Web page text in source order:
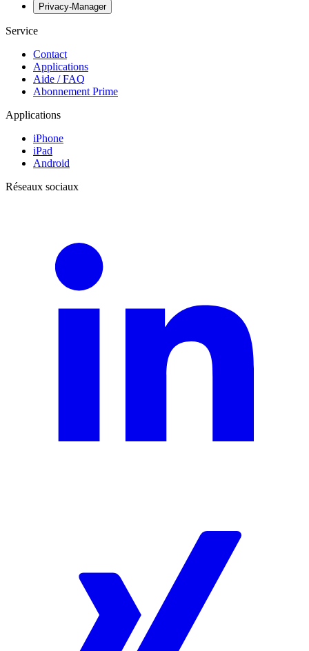
Privacy-Manager
Service
Contact
Applications
Aide / FAQ
Abonnement Prime
Applications
iPhone
iPad
Android
Réseaux sociaux